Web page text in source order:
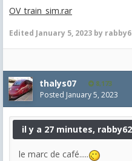
OV_train_sim.rar
Edited January 5, 2023 by
thalys07 8,173
Posted January 5, 2023
il y a 27 minutes,
le marc de café.....